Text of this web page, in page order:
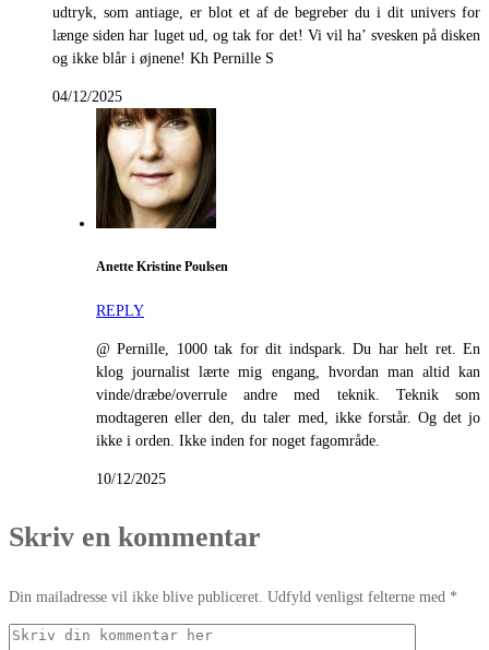
udtryk, som antiage, er blot et af de begreber du i dit univers for
længe siden har luget ud, og tak for det! Vi vil ha’ svesken på disken
og ikke blår i øjnene! Kh Pernille S
04/12/2025
Anette Kristine Poulsen
REPLY
@ Pernille, 1000 tak for dit indspark. Du har helt ret. En
klog journalist lærte mig engang, hvordan man altid kan
vinde/dræbe/overrule andre med teknik. Teknik som
modtageren eller den, du taler med, ikke forstår. Og det jo
ikke i orden. Ikke inden for noget fagområde.
10/12/2025
Skriv en kommentar
Din mailadresse vil ikke blive publiceret. Udfyld venligst felterne med *